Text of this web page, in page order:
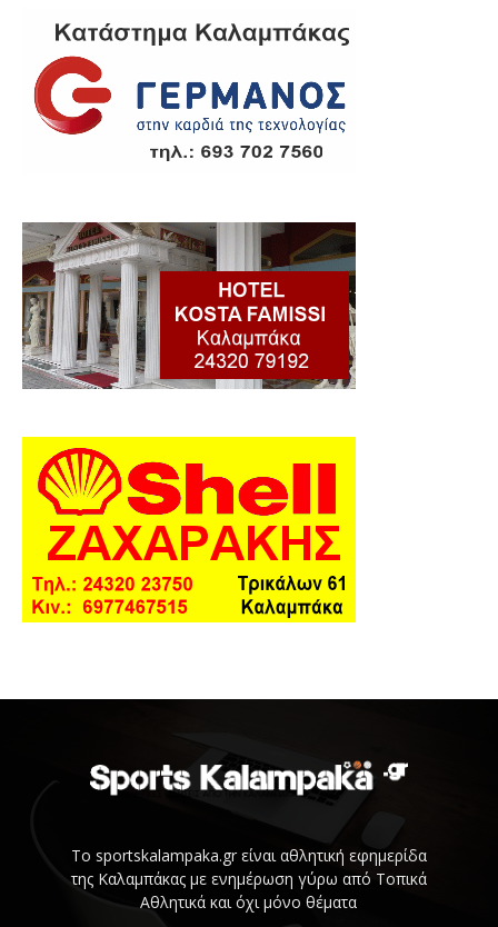
Το sportskalampaka.gr είναι αθλητική εφημερίδα
της Καλαμπάκας με ενημέρωση γύρω από Τοπικά
Αθλητικά και όχι μόνο θέματα